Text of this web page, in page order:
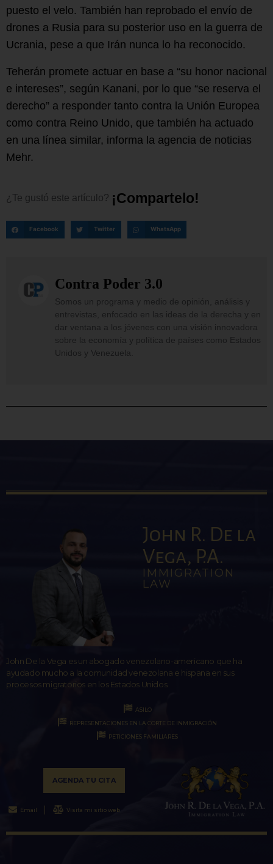
puesto el velo. También han reprobado el envío de
drones a Rusia para su posterior uso en la guerra de
Ucrania, pese a que Irán nunca lo ha reconocido.
Teherán promete actuar en base a “su honor nacional
e intereses”, según Kanani, por lo que “se reserva el
derecho” a responder tanto contra la Unión Europea
como contra Reino Unido, que también ha actuado
en una línea similar, informa la agencia de noticias
Mehr.
¿Te gustó este artículo? ¡Compartelo!
Facebook Twitter WhatsApp
Contra Poder 3.0
Somos un programa y medio de opinión, análisis y
entrevistas, enfocado en las ideas de la derecha y en
dar ventana a los jóvenes con una visión innovadora
sobre la economía y política de países como Estados
Unidos y Venezuela.
John R. De la
Vega, P.A.
IMMIGRATION
LAW
John De la Vega es un abogado venezolano-americano que ha
ayudado mucho a la comunidad venezolana e hispana en sus
procesos migratorios en los Estados Unidos.
ASILO
REPRESENTACIONES EN LA CORTE DE INMIGRACIÓN
PETICIONES FAMILIARES
AGENDA TU CITA
Email Visita mi sitio web